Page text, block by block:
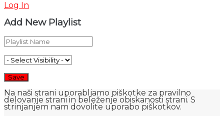
Log In
Add New Playlist
Na naši strani uporabljamo piškotke za pravilno
delovanje strani in beleženje obiskanosti strani. S
strinjanjem nam dovolite uporabo piškotkov.